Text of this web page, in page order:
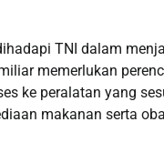
TNI dalam
memerlukan
ke peralatan yang
makanan serta